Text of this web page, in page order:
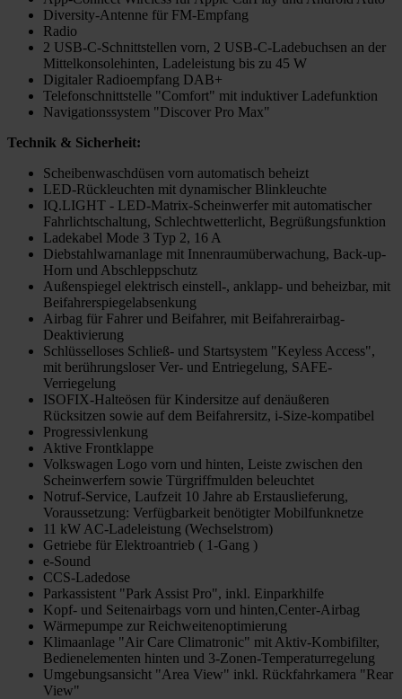
Diversity-Antenne für FM-Empfang
Radio
2 USB-C-Schnittstellen vorn, 2 USB-C-Ladebuchsen an der
Mittelkonsolehinten, Ladeleistung bis zu 45 W
Digitaler Radioempfang DAB+
Telefonschnittstelle "Comfort" mit induktiver Ladefunktion
Navigationssystem "Discover Pro Max"
Technik & Sicherheit:
Scheibenwaschdüsen vorn automatisch beheizt
LED-Rückleuchten mit dynamischer Blinkleuchte
IQ.LIGHT - LED-Matrix-Scheinwerfer mit automatischer
Fahrlichtschaltung, Schlechtwetterlicht, Begrüßungsfunktion
Ladekabel Mode 3 Typ 2, 16 A
Diebstahlwarnanlage mit Innenraumüberwachung, Back-up-
Horn und Abschleppschutz
Außenspiegel elektrisch einstell-, anklapp- und beheizbar, mit
Beifahrerspiegelabsenkung
Airbag für Fahrer und Beifahrer, mit Beifahrerairbag-
Deaktivierung
Schlüsselloses Schließ- und Startsystem "Keyless Access",
mit berührungsloser Ver- und Entriegelung, SAFE-
Verriegelung
ISOFIX-Halteösen für Kindersitze auf denäußeren
Rücksitzen sowie auf dem Beifahrersitz, i-Size-kompatibel
Progressivlenkung
Aktive Frontklappe
Volkswagen Logo vorn und hinten, Leiste zwischen den
Scheinwerfern sowie Türgriffmulden beleuchtet
Notruf-Service, Laufzeit 10 Jahre ab Erstauslieferung,
Voraussetzung: Verfügbarkeit benötigter Mobilfunknetze
11 kW AC-Ladeleistung (Wechselstrom)
Getriebe für Elektroantrieb ( 1-Gang )
e-Sound
CCS-Ladedose
Parkassistent "Park Assist Pro", inkl. Einparkhilfe
Kopf- und Seitenairbags vorn und hinten,Center-Airbag
Wärmepumpe zur Reichweitenoptimierung
Klimaanlage "Air Care Climatronic" mit Aktiv-Kombifilter,
Bedienelementen hinten und 3-Zonen-Temperaturregelung
Umgebungsansicht "Area View" inkl. Rückfahrkamera "Rear
View"